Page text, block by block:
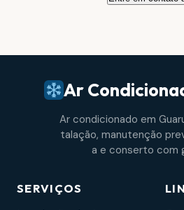
Ar
Ar condicionado em
talação, manutenção
a e conserto com
SERVIÇOS